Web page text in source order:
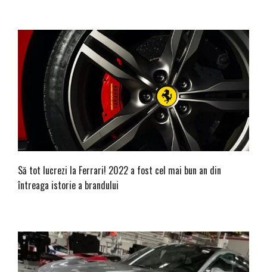
Să tot lucrezi la Ferrari! 2022 a fost cel mai bun an din
întreaga istorie a brandului